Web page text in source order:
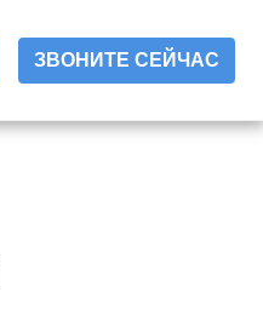
ЗВОНИТЕ СЕЙЧАС